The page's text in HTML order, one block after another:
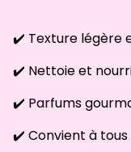
✔️ Texture légère
✔️ Nettoie et
✔️ Parfums
✔️ Convient à